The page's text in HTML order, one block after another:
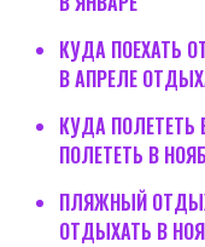
КУДА ПОЕХАТЬ
В АПРЕЛЕ
КУДА ПОЛЕТЕТЬ
ПОЛЕТЕТЬ В
ПЛЯЖНЫЙ
ОТДЫХАТЬ В